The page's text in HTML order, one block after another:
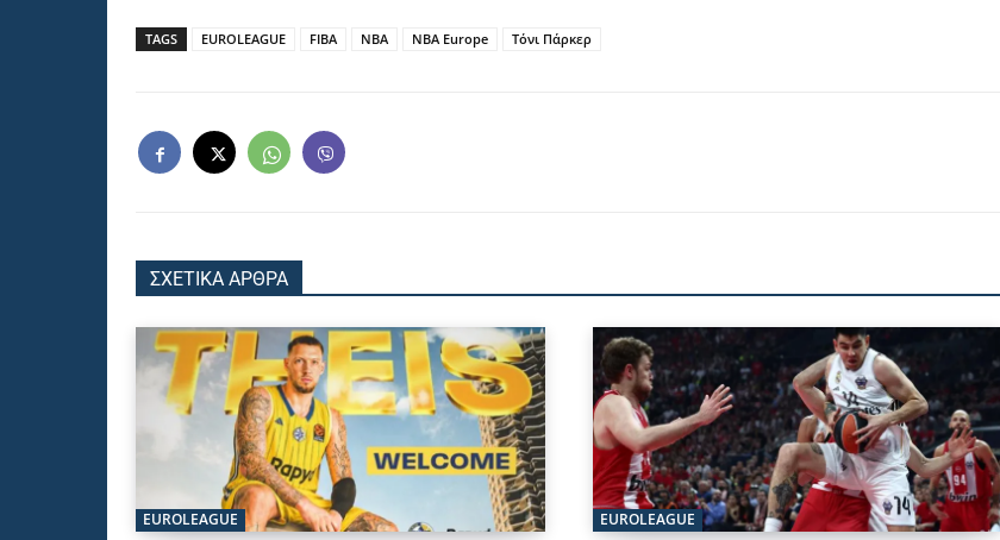
TAGS EUROLEAGUE FIBA ΝΒΑ ΝΒΑ Europe Τόνι Πάρκερ
ΣΧΕΤΙΚΑ ΑΡΘΡΑ
EUROLEAGUE EUROLEAGUE